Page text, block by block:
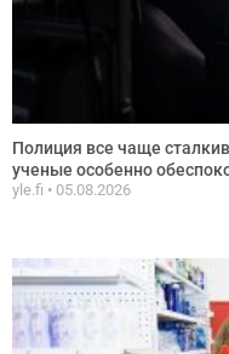
Полиция все чаще
ученые особенно
yle.fi 05.08.2026